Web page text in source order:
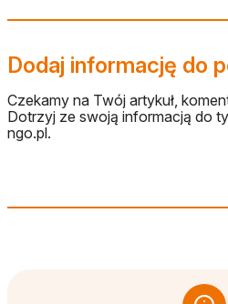
Dodaj informację do
Czekamy na Twój artykuł,
Dotrzyj ze swoją informacją do
ngo.pl.